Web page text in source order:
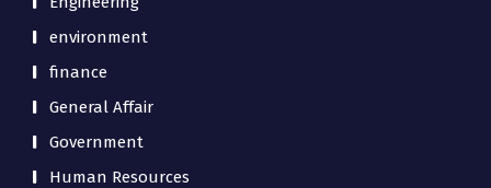
environment
finance
General Affair
Government
Human Resources